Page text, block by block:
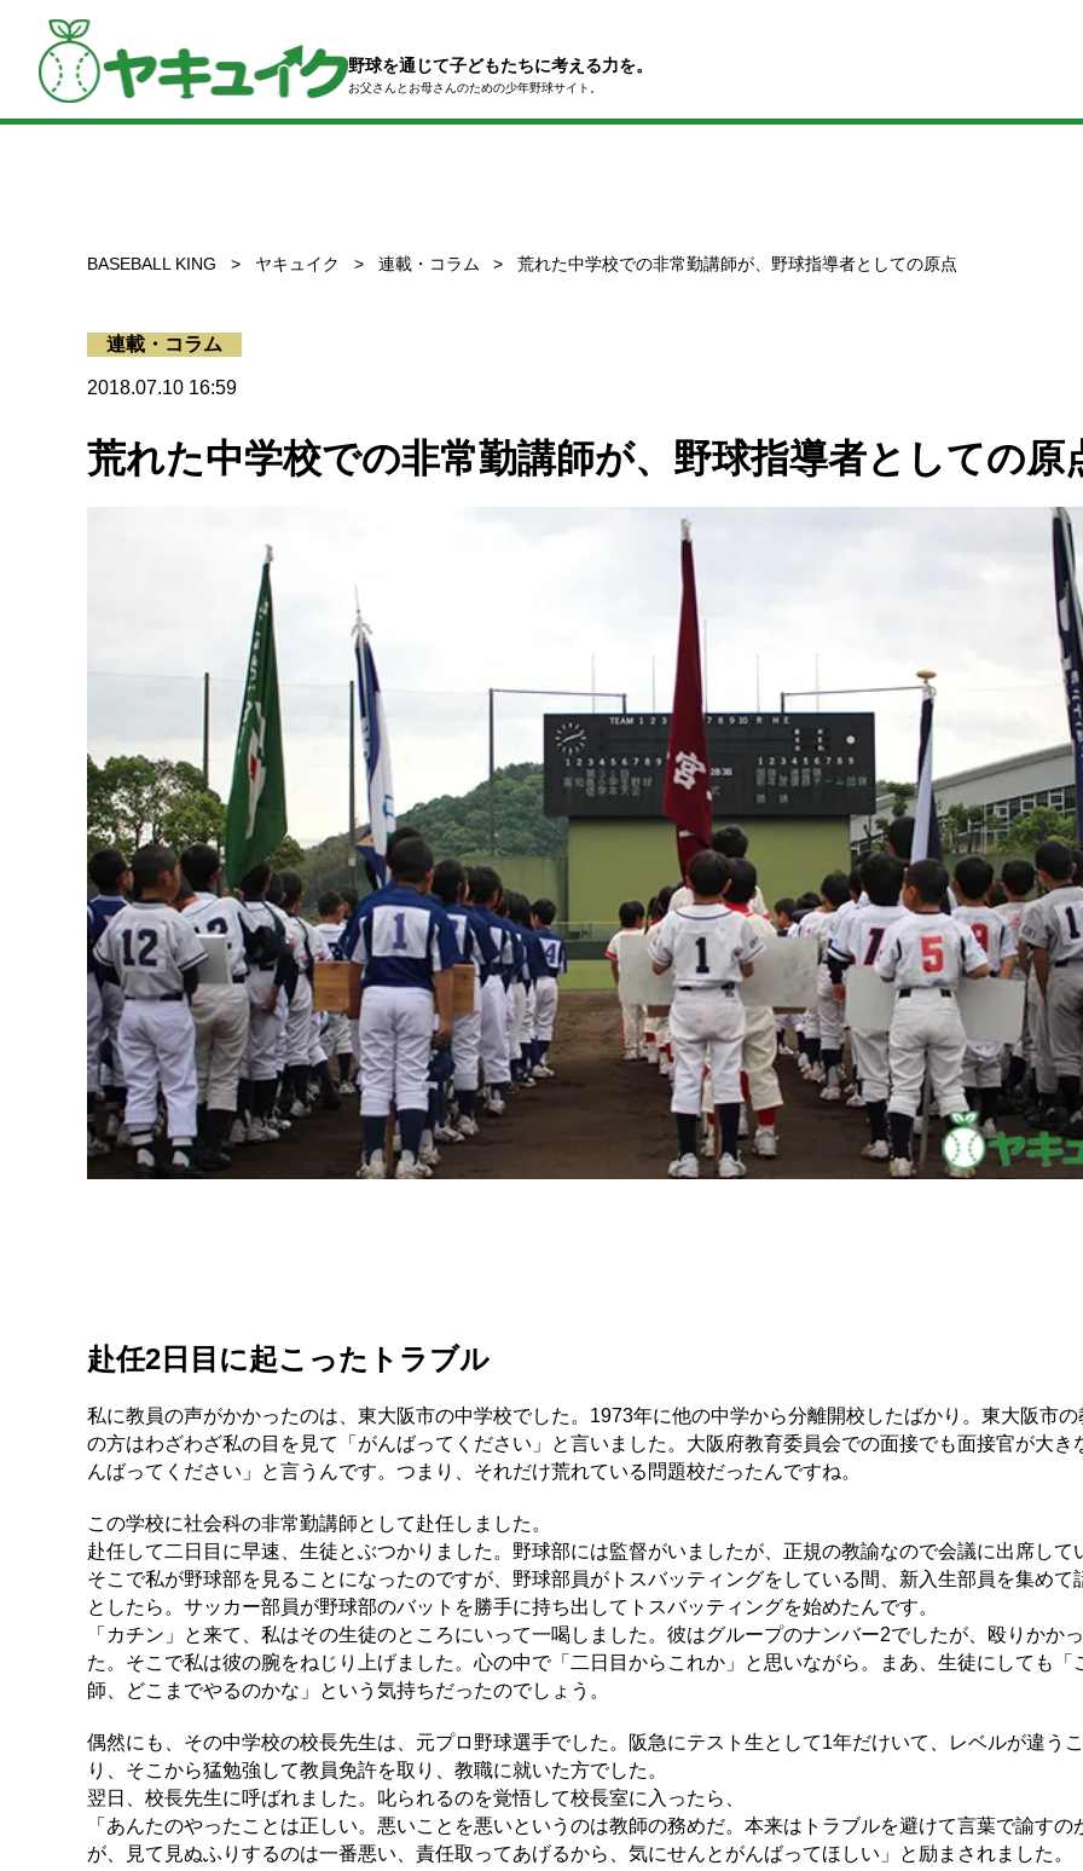
へ
野球を通じて子どもたちに考える力を。
お父さんとお母さんのための少年野球サイト。
BASEBALL KING ヤキュイク 連載・コラム 荒れた中学校での非常勤講師が、野球指導者としての原点
連載・コラム
2018.07.10 16:59
荒れた中学校での非常勤講師が、野球指導者としての原
赴任2日目に起こったトラブル
私に教員の声がかかったのは、東大阪市の中学校でした。1973年に他の中学から分離開校したばかり。東大阪市
の方はわざわざ私の目を見て「がんばってください」と言いました。大阪府教育委員会での面接でも面接官が大き
んばってください」と言うんです。つまり、それだけ荒れている問題校だったんですね。
この学校に社会科の非常勤講師として赴任しました。
赴任して二日目に早速、生徒とぶつかりました。野球部には監督がいましたが、正規の教諭なので会議に出席して
そこで私が野球部を見ることになったのですが、野球部員がトスバッティングをしている間、新入生部員を集めて
としたら。サッカー部員が野球部のバットを勝手に持ち出してトスバッティングを始めたんです。
「カチン」と来て、私はその生徒のところにいって一喝しました。彼はグループのナンバー2でしたが、殴りかか
た。そこで私は彼の腕をねじり上げました。心の中で「二日目からこれか」と思いながら。まあ、生徒にしても「
師、どこまでやるのかな」という気持ちだったのでしょう。
偶然にも、その中学校の校長先生は、元プロ野球選手でした。阪急にテスト生として1年だけいて、レベルが違う
り、そこから猛勉強して教員免許を取り、教職に就いた方でした。
翌日、校長先生に呼ばれました。叱られるのを覚悟して校長室に入ったら、
「あんたのやったことは正しい。悪いことを悪いというのは教師の務めだ。本来はトラブルを避けて言葉で諭すの
が、見て見ぬふりするのは一番悪い、責任取ってあげるから、気にせんとがんばってほしい」と励まされました。